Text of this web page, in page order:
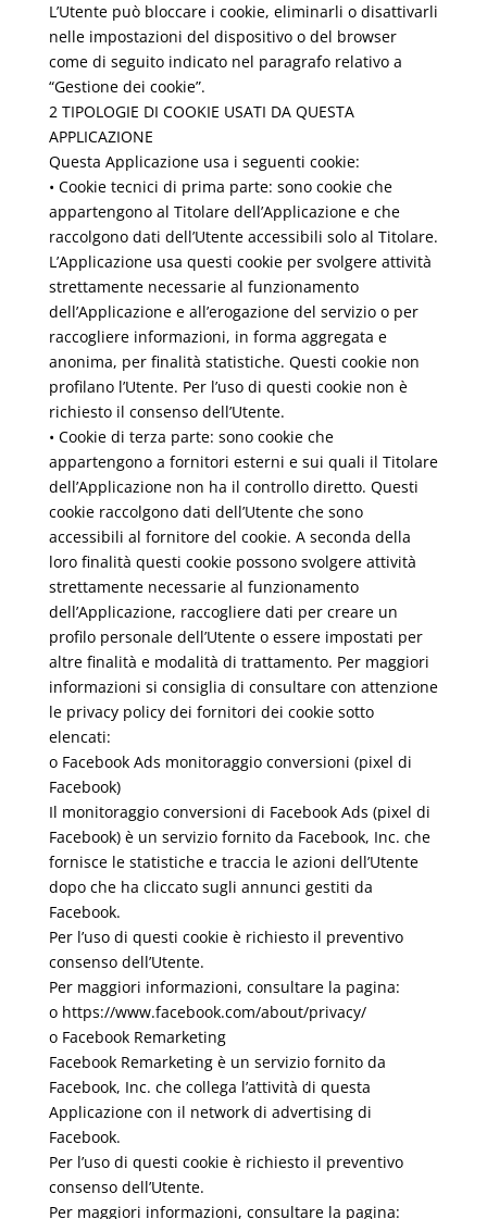
L’Utente può bloccare i cookie, eliminarli o disattivarli
nelle impostazioni del dispositivo o del browser
come di seguito indicato nel paragrafo relativo a
“Gestione dei cookie”.
2 TIPOLOGIE DI COOKIE USATI DA QUESTA
APPLICAZIONE
Questa Applicazione usa i seguenti cookie:
• Cookie tecnici di prima parte: sono cookie che
appartengono al Titolare dell’Applicazione e che
raccolgono dati dell’Utente accessibili solo al Titolare.
L’Applicazione usa questi cookie per svolgere attività
strettamente necessarie al funzionamento
dell’Applicazione e all’erogazione del servizio o per
raccogliere informazioni, in forma aggregata e
anonima, per finalità statistiche. Questi cookie non
profilano l’Utente. Per l’uso di questi cookie non è
richiesto il consenso dell’Utente.
• Cookie di terza parte: sono cookie che
appartengono a fornitori esterni e sui quali il Titolare
dell’Applicazione non ha il controllo diretto. Questi
cookie raccolgono dati dell’Utente che sono
accessibili al fornitore del cookie. A seconda della
loro finalità questi cookie possono svolgere attività
strettamente necessarie al funzionamento
dell’Applicazione, raccogliere dati per creare un
profilo personale dell’Utente o essere impostati per
altre finalità e modalità di trattamento. Per maggiori
informazioni si consiglia di consultare con attenzione
le privacy policy dei fornitori dei cookie sotto
elencati:
o Facebook Ads monitoraggio conversioni (pixel di
Facebook)
Il monitoraggio conversioni di Facebook Ads (pixel di
Facebook) è un servizio fornito da Facebook, Inc. che
fornisce le statistiche e traccia le azioni dell’Utente
dopo che ha cliccato sugli annunci gestiti da
Facebook.
Per l’uso di questi cookie è richiesto il preventivo
consenso dell’Utente.
Per maggiori informazioni, consultare la pagina:
o https://www.facebook.com/about/privacy/
o Facebook Remarketing
Facebook Remarketing è un servizio fornito da
Facebook, Inc. che collega l’attività di questa
Applicazione con il network di advertising di
Facebook.
Per l’uso di questi cookie è richiesto il preventivo
consenso dell’Utente.
Per maggiori informazioni, consultare la pagina: